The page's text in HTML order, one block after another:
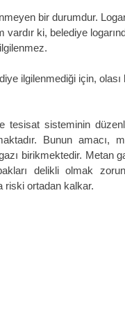
bir durumdur.
ki, belediye
ilgilenmediği için,
tesisat sisteminin
Bunun amacı,
birikmektedir. Metan
delikli olmak
riski ortadan kalkar.